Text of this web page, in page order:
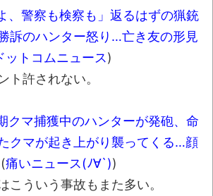
芝包囲網すぎて色々見失う、新
と！悲しくなってしまう猫の画像
相互RSS
、警察も検察も」返るはずの猟銃
訴のハンター怒り…亡き友の形見
ットコムニュース)
許されない。
クマ捕獲中のハンターが発砲、命
クマが起き上がり襲ってくる…顔
(痛いニュース(ﾉ∀`))
ういう事故もまた多い。